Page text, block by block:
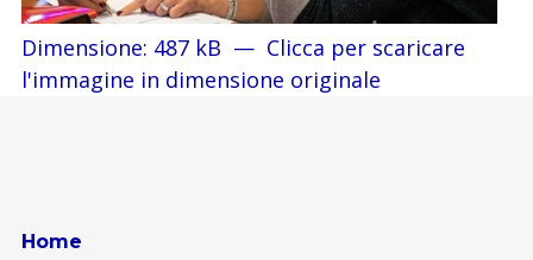
Dimensione: 487 kB — Clicca per scaricare
l'immagine in dimensione originale
Home